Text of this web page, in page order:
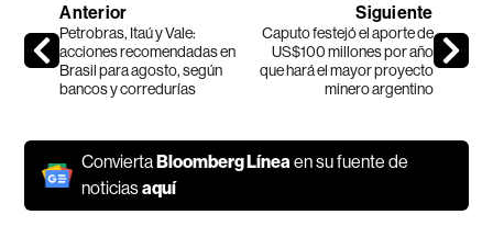
Anterior
Petrobras, Itaú y Vale:
acciones recomendadas en
Brasil para agosto, según
bancos y corredurías
Siguiente
Caputo festejó el aporte de
US$100 millones por año
que hará el mayor proyecto
minero argentino
ConviertaBloomberg Líneaen su fuente de
noticiasaquí